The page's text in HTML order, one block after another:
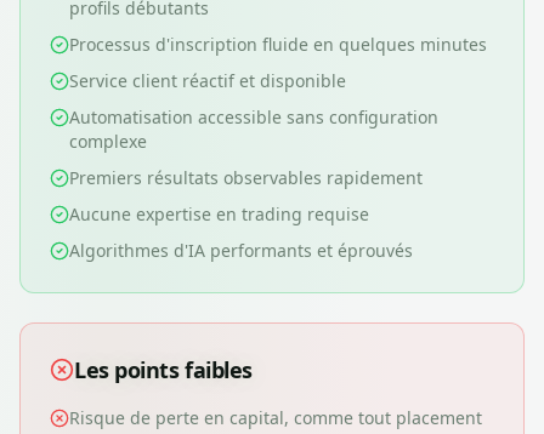
profils débutants
Processus d'inscription fluide en quelques minutes
Service client réactif et disponible
Automatisation accessible sans configuration
complexe
Premiers résultats observables rapidement
Aucune expertise en trading requise
Algorithmes d'IA performants et éprouvés
Les points faibles
Risque de perte en capital, comme tout placement